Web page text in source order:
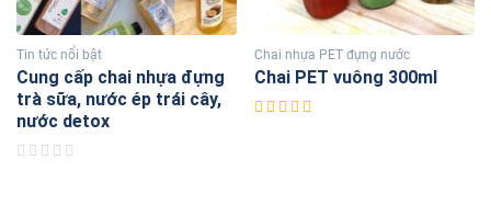
Tin tức nổi bật
Cung cấp chai nhựa đựng
trà sữa, nước ép trái cây,
nước detox
Chai nhựa PET đựng nước
Chai PET vuông 300ml